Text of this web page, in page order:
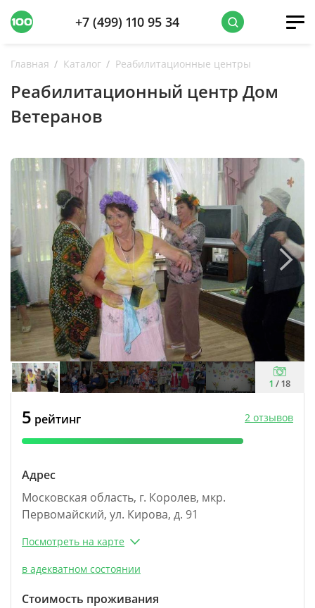
+7 (499) 110 95 34
Главная Каталог Реабилитационные центры
Реабилитационный центр Дом
Ветеранов
1 /18
5 рейтинг 2 отзывов
Адрес
Московская область, г. Королев, мкр.
Первомайский, ул. Кирова, д. 91
Посмотреть на карте
в адекватном состоянии
Стоимость проживания